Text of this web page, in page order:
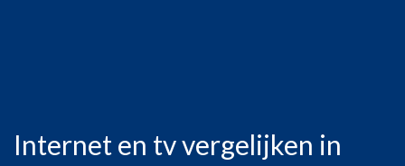
Internet en tv vergelijken in